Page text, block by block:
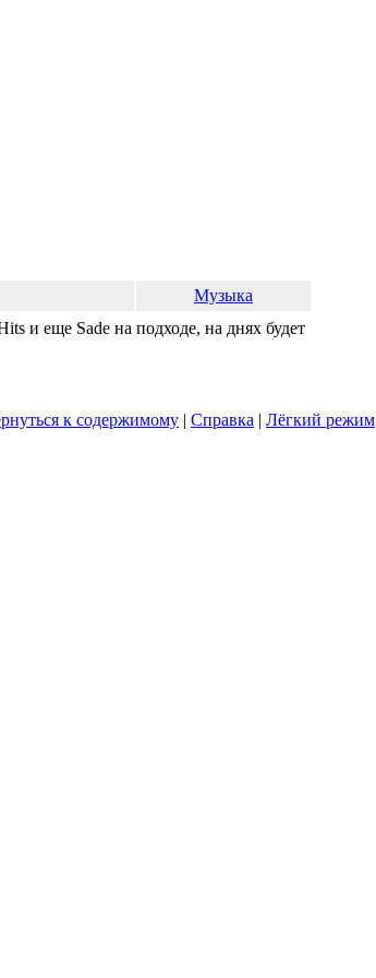
Музыка
и еще Sade на подходе, на днях будет
к содержимому | Справка | Лёгкий режим